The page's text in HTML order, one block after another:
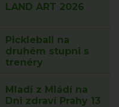
LAND ART 2026
Pickleball na
druhém stupni s
trenéry
Mladí z Mládí na
Dni zdraví Prahy 13